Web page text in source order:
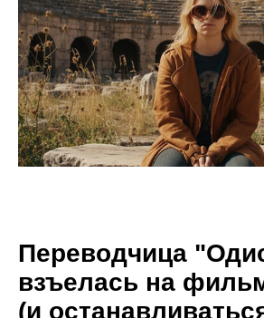
Переводчица
взъелась на
(и